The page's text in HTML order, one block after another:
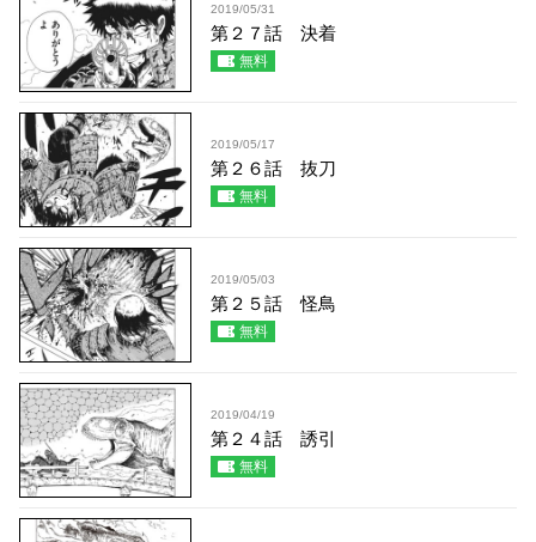
2019/05/31
第２７話 決着
無料
2019/05/17
第２６話 抜刀
無料
2019/05/03
第２５話 怪鳥
無料
2019/04/19
第２４話 誘引
無料